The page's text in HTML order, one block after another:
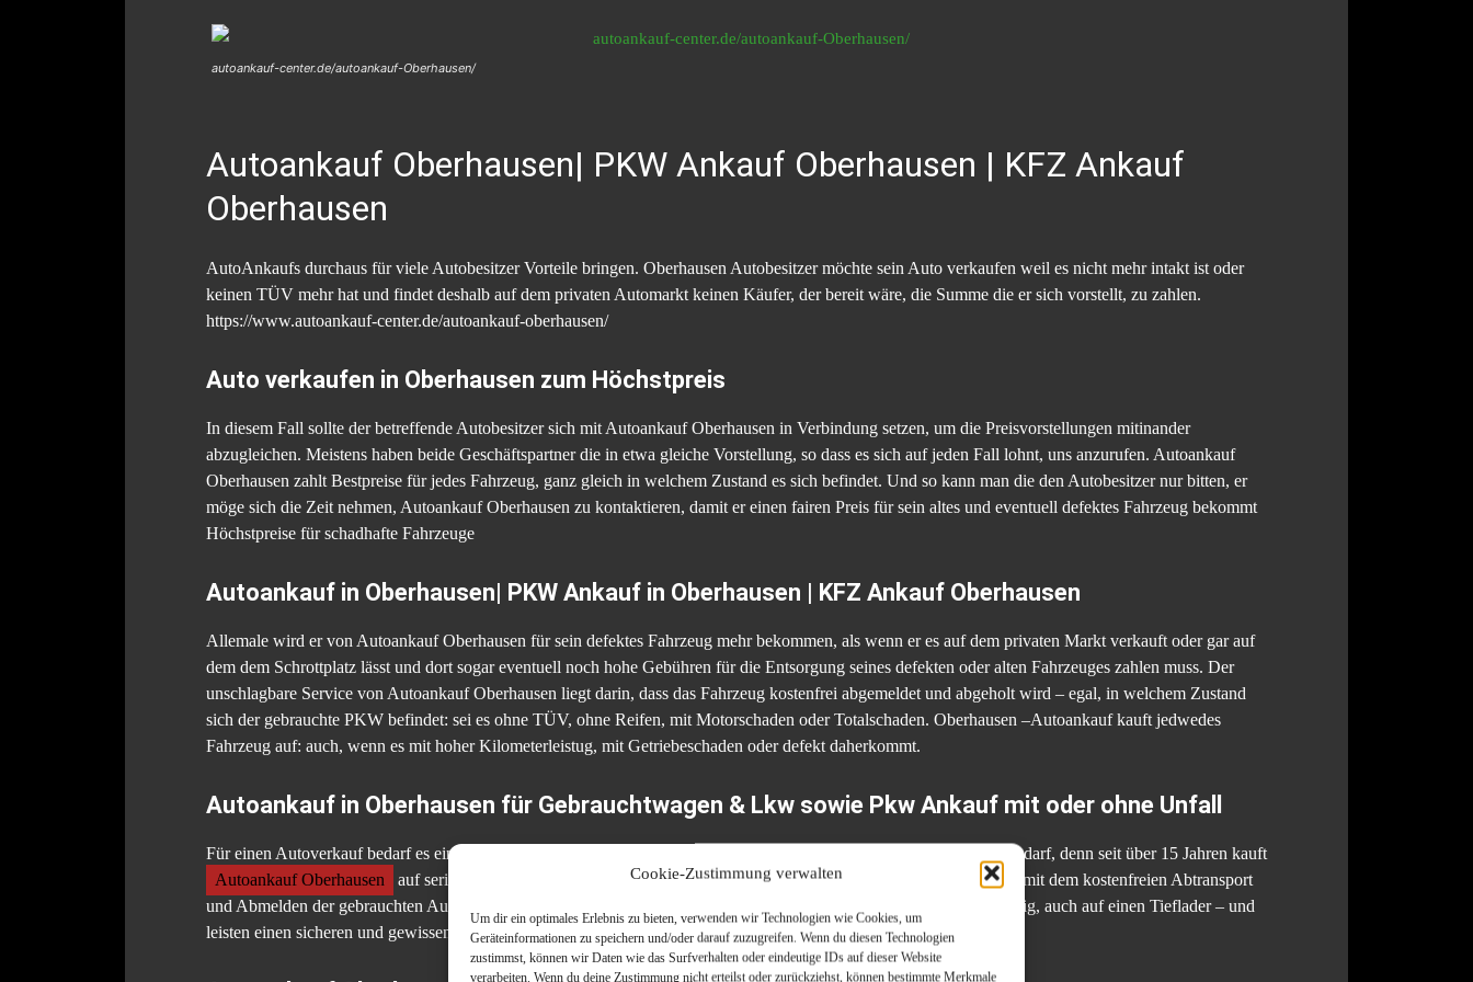
Cookie-Zustimmung verwalten
Um dir ein optimales Erlebnis zu bieten, verwenden wir Technologien wie Cookies, um
Geräteinformationen zu speichern und/oder darauf zuzugreifen. Wenn du diesen Technologien
zustimmst, können wir Daten wie das Surfverhalten oder eindeutige IDs auf dieser Website
verarbeiten. Wenn du deine Zustimmung nicht erteilst oder zurückziehst, können bestimmte Merkmale
autoankauf-center.de/autoankauf-Oberhausen/
Autoankauf Oberhausen| PKW Ankauf Oberhausen | KFZ Ankauf
Oberhausen
AutoAnkaufs durchaus für viele Autobesitzer Vorteile bringen. Oberhausen Autobesitzer möchte sein Auto verkaufen weil es nicht mehr intakt ist oder
keinen TÜV mehr hat und findet deshalb auf dem privaten Automarkt keinen Käufer, der bereit wäre, die Summe die er sich vorstellt, zu zahlen.
https://www.autoankauf-center.de/autoankauf-oberhausen/
Auto verkaufen in Oberhausen zum Höchstpreis
In diesem Fall sollte der betreffende Autobesitzer sich mit Autoankauf Oberhausen in Verbindung setzen, um die Preisvorstellungen mitinander
abzugleichen. Meistens haben beide Geschäftspartner die in etwa gleiche Vorstellung, so dass es sich auf jeden Fall lohnt, uns anzurufen. Autoankauf
Oberhausen zahlt Bestpreise für jedes Fahrzeug, ganz gleich in welchem Zustand es sich befindet. Und so kann man die den Autobesitzer nur bitten, er
möge sich die Zeit nehmen, Autoankauf Oberhausen zu kontaktieren, damit er einen fairen Preis für sein altes und eventuell defektes Fahrzeug bekommt
Höchstpreise für schadhafte Fahrzeuge
Autoankauf in Oberhausen| PKW Ankauf in Oberhausen | KFZ Ankauf Oberhausen
Allemale wird er von Autoankauf Oberhausen für sein defektes Fahrzeug mehr bekommen, als wenn er es auf dem privaten Markt verkauft oder gar auf
dem dem Schrottplatz lässt und dort sogar eventuell noch hohe Gebühren für die Entsorgung seines defekten oder alten Fahrzeuges zahlen muss. Der
unschlagbare Service von Autoankauf Oberhausen liegt darin, dass das Fahrzeug kostenfrei abgemeldet und abgeholt wird – egal, in welchem Zustand
sich der gebrauchte PKW befindet: sei es ohne TÜV, ohne Reifen, mit Motorschaden oder Totalschaden. Oberhausen –Autoankauf kauft jedwedes
Fahrzeug auf: auch, wenn es mit hoher Kilometerleistug, mit Getriebeschaden oder defekt daherkommt.
Autoankauf in Oberhausen für Gebrauchtwagen & Lkw sowie Pkw Ankauf mit oder ohne Unfall
Für einen Autoverkauf bedarf es eines Vertrauensvotums, das man Autoankauf Oberhausen sicher vorher aussprechen darf, denn seit über 15 Jahren kauft
Autoankauf Oberhausen
auf seriöser Basis Altfahrzeuge jeglicher Art an und leistet dabei einen exzellenten Service mit dem kostenfreien Abtransport
und Abmelden der gebrauchten Autos. Geschulte Mitarbeiter verladen das gebrauchte Auto in Oberhausen – wenn nötig, auch auf einen Tieflader – und
leisten einen sicheren und gewissenhaften Service bei der Übergabe des Gebrauchtwagens.